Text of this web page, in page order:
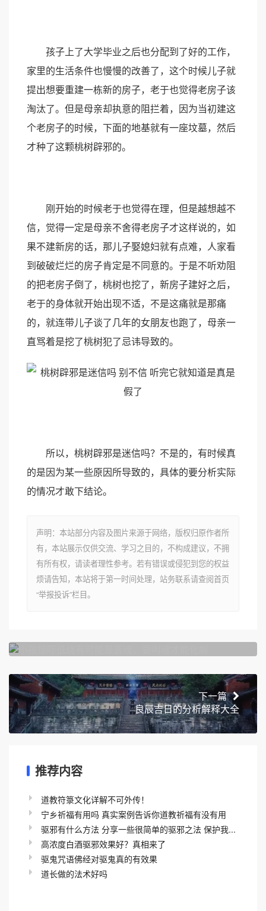
孩子上了大学毕业之后也分配到了好的工作，
家里的生活条件也慢慢的改善了，这个时候儿子就
提出想要重建一栋新的房子，老于也觉得老房子该
淘汰了。但是母亲却执意的阻拦着，因为当初建这
个老房子的时候，下面的地基就有一座坟墓，然后
才种了这颗桃树辟邪的。
刚开始的时候老于也觉得在理，但是越想越不
信，觉得一定是母亲不舍得老房子才这样说的，如
果不建新房的话，那儿子娶媳妇就有点难，人家看
到破破烂烂的房子肯定是不同意的。于是不听劝阻
的把老房子倒了，桃树也挖了，新房子建好之后，
老于的身体就开始出现不适，不是这痛就是那痛
的，就连带儿子谈了几年的女朋友也跑了，母亲一
直骂着是挖了桃树犯了忌讳导致的。
所以，桃树辟邪是迷信吗？不是的，有时候真
的是因为某一些原因所导致的，具体的要分析实际
的情况才敢下结论。
声明：本站部分内容及图片来源于网络，版权归原作者所
有，本站展示仅供交流、学习之目的，不构成建议，不拥
有所有权，请读者理性参考。若有错误或侵犯到您的权益
烦请告知，本站将于第一时间处理，站务联系请查阅首页
“举报投诉”栏目。
下一篇
良辰吉日的分析解释大全
推荐内容
道教符箓文化详解不可外传！
宁乡祈福有用吗 真实案例告诉你道教祈福有没有用
驱邪有什么方法 分享一些很简单的驱邪之法 保护我...
高浓度白酒驱邪效果好？真相来了
驱鬼咒语佛经对驱鬼真的有效果
道长做的法术好吗